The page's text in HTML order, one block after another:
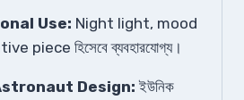
Use: Night light, mood
piece হিসেবে ব্যবহারযোগ্য।
Design: ইউনিক